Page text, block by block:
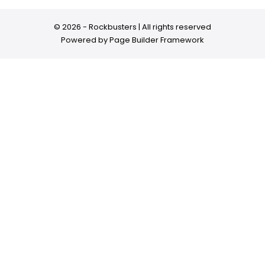
© 2026 - Rockbusters | All rights reserved
Powered byPage Builder Framework